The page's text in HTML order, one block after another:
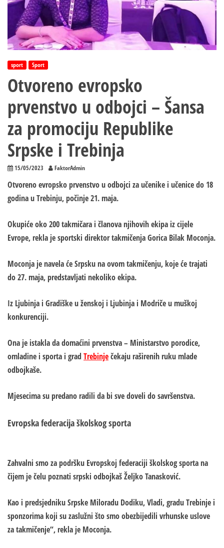
sport Sport
Otvoreno evropsko
prvenstvo u odbojci – Šansa
za promociju Republike
Srpske i Trebinja
15/05/2023 FaktorAdmin
Otvoreno evropsko prvenstvo u odbojci za učenike i učenice do 18
godina u Trebinju, počinje 21. maja.
Okupiće oko 200 takmičara i članova njihovih ekipa iz cijele
Evrope, rekla je sportski direktor takmičenja Gorica Bilak Moconja.
Moconja je navela će Srpsku na ovom takmičenju, koje će trajati
do 27. maja, predstavljati nekoliko ekipa.
Iz Ljubinja i Gradiške u ženskoj i Ljubinja i Modriče u muškoj
konkurenciji.
Ona je istakla da domaćini prvenstva – Ministarstvo porodice,
omladine i sporta i grad Trebinječekaju raširenih ruku mlade
odbojkaše.
Mjesecima su predano radili da bi sve doveli do savršenstva.
Evropska federacija školskog sporta
Zahvalni smo za podršku Evropskoj federaciji školskog sporta na
čijem je čelu poznati srpski odbojkaš Željko Tanasković.
Kao i predsjedniku Srpske Miloradu Dodiku, Vladi, gradu Trebinje i
sponzorima koji su zaslužni što smo obezbijedili vrhunske uslove
za takmičenje“, rekla je Moconja.